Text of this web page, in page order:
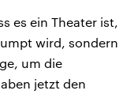
es ein Theater ist,
wird, sondern
um die
jetzt den